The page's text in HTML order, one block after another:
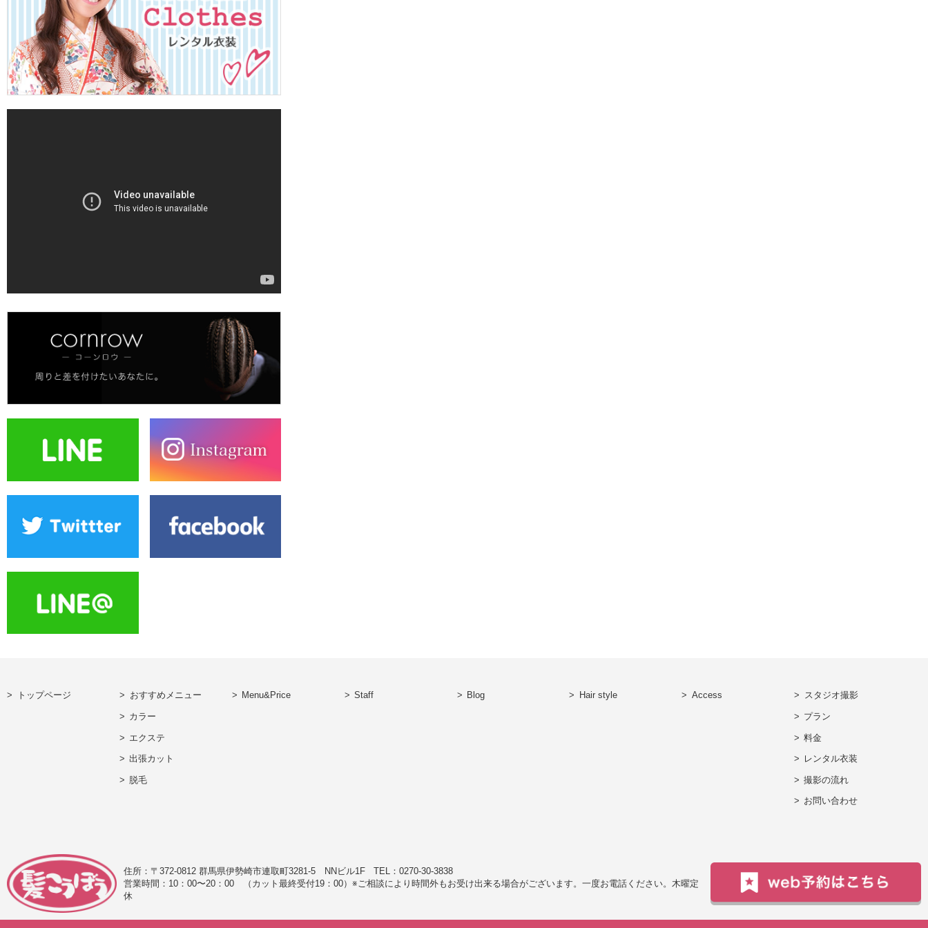
トップページ おすすめメニュー
カラー
エクステ
出張カット
脱毛
Menu&Price Staff Blog Hair style Access スタジオ撮影
プラン
料金
レンタル衣装
撮影の流れ
お問い合わせ
住所：〒372-0812 群馬県伊勢崎市連取町3281-5 NNビル1F TEL：0270-30-3838
営業時間：10：00〜20：00
（カット最終受付19：00）※ご相談により時間外もお受け出来る場合がございます。一度お電話ください。 木曜定
休